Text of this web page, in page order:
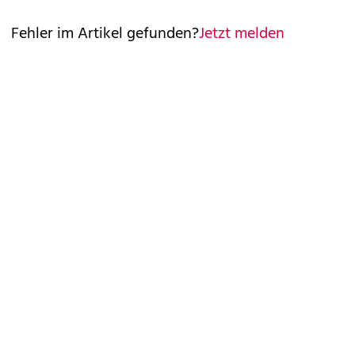
Fehler im Artikel gefunden?Jetzt melden